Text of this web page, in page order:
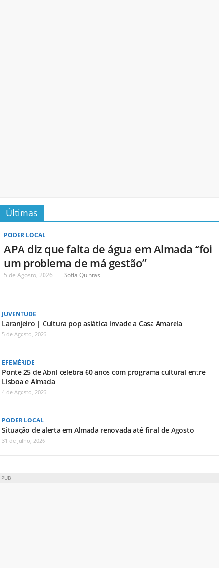
Últimas
PODER LOCAL
APA diz que falta de água em Almada “foi
um problema de má gestão”
5 de Agosto, 2026 Sofia Quintas
JUVENTUDE
Laranjeiro | Cultura pop asiática invade a Casa Amarela
5 de Agosto, 2026
EFEMÉRIDE
Ponte 25 de Abril celebra 60 anos com programa cultural entre
Lisboa e Almada
4 de Agosto, 2026
PODER LOCAL
Situação de alerta em Almada renovada até final de Agosto
31 de Julho, 2026
PUB